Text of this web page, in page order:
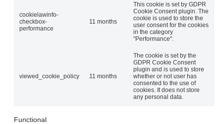
cookielawinfo-
checkbox-
performance
11 months
This cookie is set by GDPR
Cookie Consent plugin. The
cookie is used to store the
user consent for the cookies
in the category
"Performance".
viewed_cookie_policy 11 months
The cookie is set by the
GDPR Cookie Consent
plugin and is used to store
whether or not user has
consented to the use of
cookies. It does not store
any personal data.
Functional